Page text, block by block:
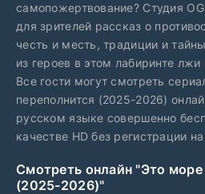
самопожертвование? Студия
для зрителей рассказ о
честь и месть, традиции и
из героев в этом лабиринте лжи
Все гости могут смотреть
переполнится (2025-2026)
русском языке совершенно
качестве HD без регистрации
Смотреть онлайн "Это море
(2025-2026)"